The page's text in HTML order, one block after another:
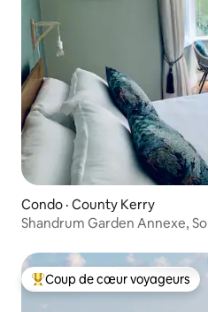
Condo · County Kerry
Shandrum Garden Annexe,
Coup de cœur voyageurs
Coup de cœur voyageurs